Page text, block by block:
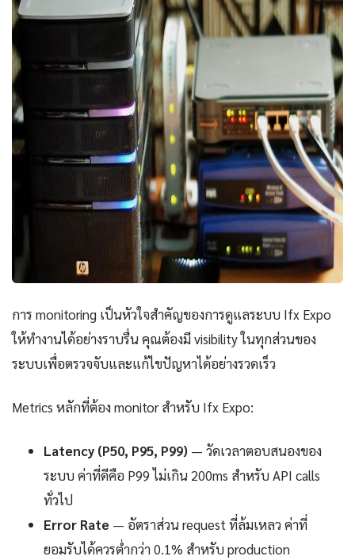
การ monitoring เป็นหัวใจสำคัญของการดูแลระบบ Ifx Expo
ให้ทำงานได้อย่างราบรื่น คุณต้องมี visibility ในทุกส่วนของ
ระบบเพื่อตรวจจับและแก้ไขปัญหาได้อย่างรวดเร็ว
Metrics หลักที่ต้อง monitor สำหรับ Ifx Expo:
Latency (P50, P95, P99) — วัดเวลาตอบสนองของ
ระบบ ค่าที่ดีคือ P99 ไม่เกิน 200ms สำหรับ API calls
ทั่วไป
Error Rate — อัตราส่วน request ที่ล้มเหลว ค่าที่
ยอมรับได้ควรต่ำกว่า 0.1% สำหรับ production